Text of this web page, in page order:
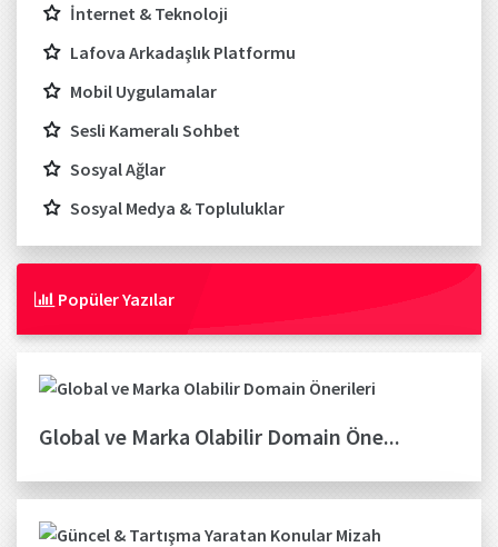
İnternet & Teknoloji
Lafova Arkadaşlık Platformu
Mobil Uygulamalar
Sesli Kameralı Sohbet
Sosyal Ağlar
Sosyal Medya & Topluluklar
Popüler Yazılar
Global ve Marka Olabilir Domain Öne...